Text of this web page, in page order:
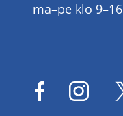
ma–pe klo 9–16